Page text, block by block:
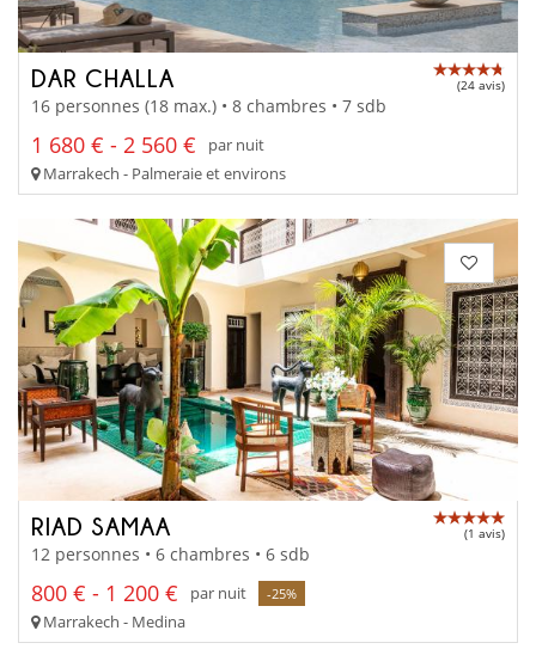
DAR CHALLA (24 avis)
16 personnes (18 max.) • 8 chambres • 7 sdb
1 680 € - 2 560 €
par nuit
Marrakech - Palmeraie et environs
RIAD SAMAA (1 avis)
12 personnes • 6 chambres • 6 sdb
800 € - 1 200 € par nuit -25%
Marrakech - Medina